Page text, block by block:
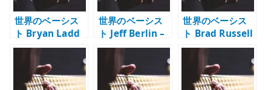
世界のベーシス
ト Bryan Ladd
– Fodera 5 弦で
Havona
世界のベーシス
ト Jeff Berlin –
4 弦ベースで聴く
世界のベーシス
ト Brad Russell
– テクニックをバ
器用なベーシス